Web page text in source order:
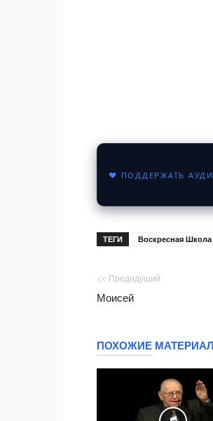
♥ ПОДДЕРЖАТЬ
ТЕГИ Воскресная Школа
<< Предидущий
Моисей
ПОХОЖИЕ